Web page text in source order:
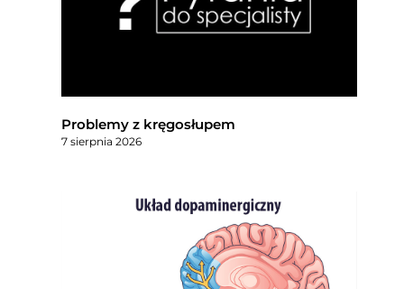
Problemy z kręgosłupem
7 sierpnia 2026